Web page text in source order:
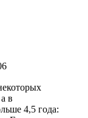
в
4,5 года: